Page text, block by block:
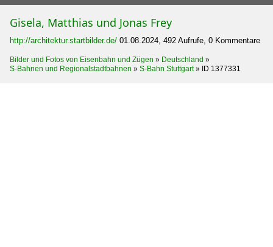
Gisela, Matthias und Jonas Frey
http://architektur.startbilder.de/ 01.08.2024, 492 Aufrufe, 0 Kommentare
Bilder und Fotos von Eisenbahn und Zügen » Deutschland »
S-Bahnen und Regionalstadtbahnen » S-Bahn Stuttgart» ID 1377331